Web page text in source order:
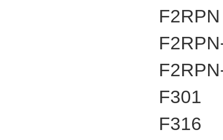
F2RPN
F301
F316